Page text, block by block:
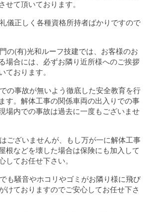
せて頂いております。
儀正しく各種資格所持者ばかりですので
の(有)光和ルーフ技建では、お客様のお
場合には、必ずお隣り近所様へのご挨拶
ております。
の事故が無いよう徹底した安全教育を行
す。解体工事の関係車両の出入りでの事
場内での事故は過去に一度もございませ
ございませんが、もし万が一に解体工事
根などを壊した場合は保険にも加入して
してお任せ下さい。
も騒音やホコリやゴミがお隣り様に飛び
けておりますのでご安心してお任せ下さ